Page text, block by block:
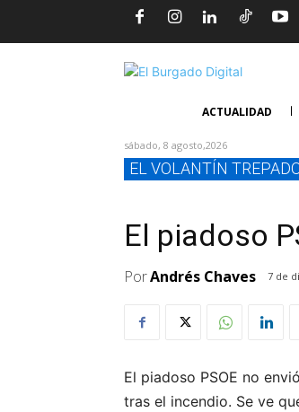
ACTUALIDAD
sábado, 8 agosto,2026
EL VOLANTÍN
El piadoso
PorAndrés Chaves 7 de
El piadoso PSOE no
tras el incendio. Se ve